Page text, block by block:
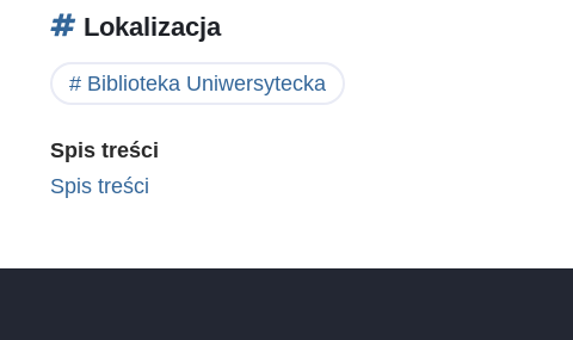
Lokalizacja
Biblioteka Uniwersytecka
Spis treści
Spis treści